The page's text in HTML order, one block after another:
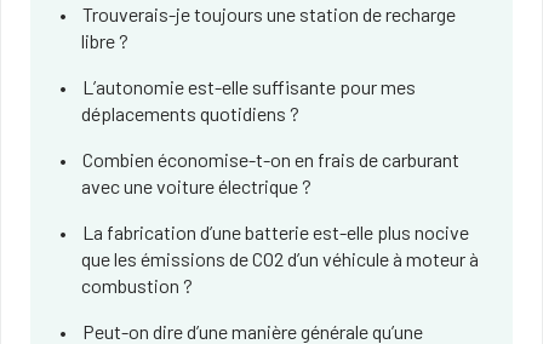
Trouverais-je toujours une station de recharge
libre ?
L’autonomie est-elle suffisante pour mes
déplacements quotidiens ?
Combien économise-t-on en frais de carburant
avec une voiture électrique ?
La fabrication d’une batterie est-elle plus nocive
que les émissions de CO2 d’un véhicule à moteur à
combustion ?
Peut-on dire d’une manière générale qu’une